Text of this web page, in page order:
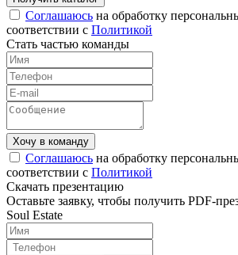
Соглашаюсь на обработку
соответствии с Политикой
Стать частью команды
Соглашаюсь на обработку
соответствии с Политикой
Скачать презентацию
Оставьте заявку, чтобы получить PDF-
Soul Estate